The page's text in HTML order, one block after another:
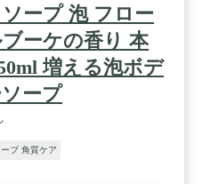
ュラ:この強力なフォーミュ
プに安全です。 シリコン、
ない安全フォーミュラ、天
効果を。
ープ 泡 フロー
ーケの香り 本
増える泡ボデ
ープ
プ 角質ケア